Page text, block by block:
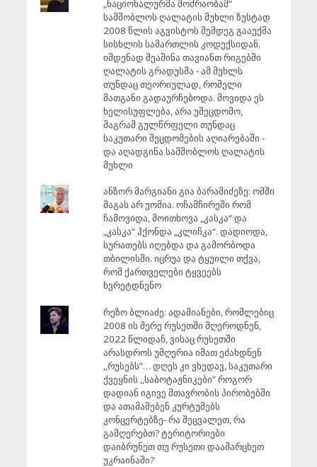
„ნაციონალურმა მოძრაობამ“
სამშობლოს ღალატის მუხლი ზუსტად
2008 წლის აგვისტოს შემდეგ გააუქმა
სისხლის სამართლის კოდექსიდან.
იმდენად შეაშინა თავიანთ რიგებში
ღალატის გრადუსმა - ამ მუხლს
თუნდაც თეორიულად, რომელი
მათგანი გადაურჩებოდა. მოვიდა ეს
ხელისუფლება, არა უშეცდომო,
მაგრამ გულწრფელი თუნდაც
საკუთარი შეცდომების აღიარებაში -
და აღადგინა სამშობლოს ღალატის
მუხლი
ანზორ მარგიანი გია ბარამიძეზე: ომში
მაგას არ უომია. ოჩამჩირეში რომ
ჩამოვიდა, მოითხოვა „კასკა“ და
„კასკა“ ჰქონდა „კლიჩკა“. დადიოდა,
სურათებს იღებდა და გამორბოდა
თბილისში. იცრუა და ტყუილი თქვა,
რომ ქართველები ტყვეებს
ხვრეტდნენო
რეზო ბლიაძე: ადამიანები, რომლებიც
2008 ის მერე რუსეთში მღეროდნენ,
2022 წლიდან, ვისაც რუსეთში
არასდროს უმღერია იმათ ეძახდნენ
,,რუსებს”… დღეს კი ვხედავ, საკუთარი
ქვეყნის ,,საბოტაჟნიკები” როგორ
დადიან იგივე მთავრობის პირობებში
და ათამაშებენ კურტუმებს
კონცერტებზე- რა შეცვალეთ, რა
გამღერებთ? ტერიტორიები
დაიბრუნეთ თუ რუსეთი დაამარცხეთ
უკრაინაში?